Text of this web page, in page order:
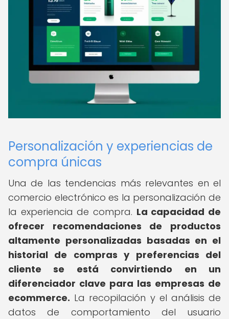
Personalización y experiencias de
compra únicas
Una de las tendencias más relevantes en el
comercio electrónico es la personalización de
la experiencia de compra. La capacidad de
ofrecer recomendaciones de productos
altamente personalizadas basadas en el
historial de compras y preferencias del
cliente se está convirtiendo en un
diferenciador clave para las empresas de
ecommerce. La recopilación y el análisis de
datos de comportamiento del usuario